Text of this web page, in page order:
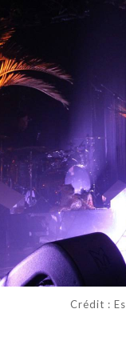
Crédit :